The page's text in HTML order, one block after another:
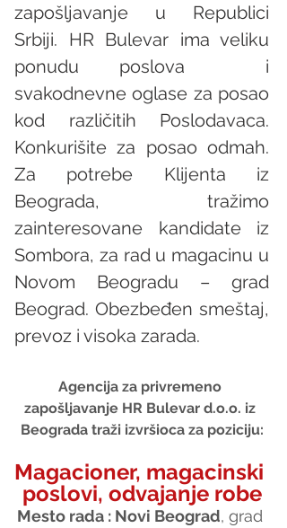
zapošljavanje u Republici
Srbiji. HR Bulevar ima veliku
ponudu poslova  i
svakodnevne oglase za posao
kod različitih Poslodavaca.
Konkurišite za posao odmah.
Za potrebe Klijenta iz
Beograda, tražimo
zainteresovane kandidate iz
Sombora, za rad u magacinu u
Novom Beogradu – grad
Beograd. Obezbeđen smeštaj,
prevoz i visoka zarada.
Agencija za privremeno
zapošljavanje HR Bulevar d.o.o. iz
Beograda traži izvršioca za poziciju:
Magacioner, magacinski
poslovi, odvajanje robe
Mesto rada : Novi Beograd, grad